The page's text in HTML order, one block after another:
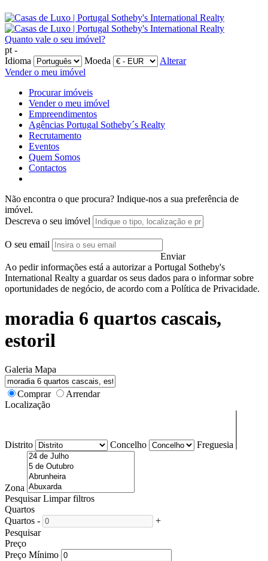
Quanto vale o seu imóvel?
pt -
Idioma
Moeda
Alterar
Vender o meu imóvel
Procurar imóveis
Vender o meu imóvel
Empreendimentos
Agências Portugal Sotheby´s Realty
Recrutamento
Eventos
Quem Somos
Contactos
Não encontra o que procura? Indique-nos a sua preferência de
imóvel.
Descreva o seu imóvel
O seu email
Enviar
Ao pedir informações está a autorizar a Portugal Sotheby's
International Realty a guardar os seus dados para o informar sobre
oportunidades de negócio, de acordo com a Política de Privacidade.
moradia 6 quartos cascais,
estoril
Galeria Mapa
Comprar
Arrendar
Localização
Distrito Concelho Freguesia
Zona
Pesquisar Limpar filtros
Quartos
Quartos -
+
Pesquisar
Preço
Preço Mínimo